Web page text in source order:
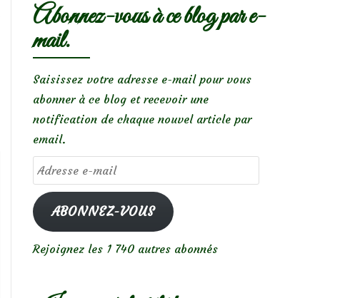
Abonnez-vous à ce blog par e-
mail.
Saisissez votre adresse e-mail pour vous
abonner à ce blog et recevoir une
notification de chaque nouvel article par
email.
Adresse
e-
mailABONNEZ-VOUS
Rejoignez les 1 740 autres abonnés